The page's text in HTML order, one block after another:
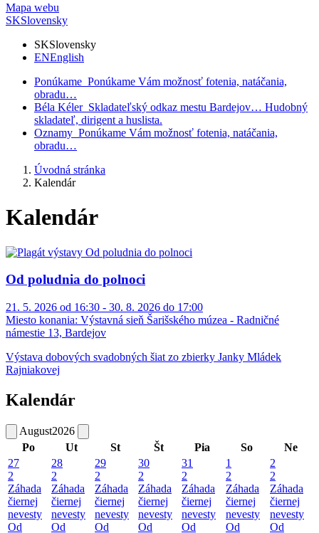
Mapa webu
SKSlovensky
SKSlovensky
ENEnglish
Ponúkame Ponúkame Vám možnosť fotenia, natáčania,
obradu…
Béla Kéler Skladateľský odkaz mestu Bardejov… Hudobný
skladateľ, dirigent a huslista.
Oznamy Ponúkame Vám možnosť fotenia, natáčania,
obradu…
Úvodná stránka
Kalendár
Kalendár
Od poludnia do polnoci
21. 5. 2026 od 16:30 - 30. 8. 2026 do 17:00
Miesto konania: Výstavná sieň Šarišského múzea - Radničné
námestie 13, Bardejov
Výstava dobových svadobných šiat zo zbierky Janky Mládek
Rajniakovej
Kalendár
August2026
Po
Ut St Št Pia So
Ne
27
2
Záhada
čiernej
nevesty
Od
28
2
Záhada
čiernej
nevesty
Od
29
2
Záhada
čiernej
nevesty
Od
30
2
Záhada
čiernej
nevesty
Od
31
2
Záhada
čiernej
nevesty
Od
1
2
Záhada
čiernej
nevesty
Od
2
2
Záhada
čiernej
nevesty
Od